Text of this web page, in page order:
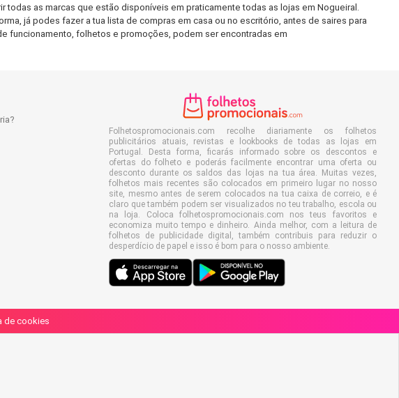
as marcas que estão disponíveis em praticamente todas as lojas em Nogueiral.
já podes fazer a tua lista de compras em casa ou no escritório, antes de saires para
funcionamento, folhetos e promoções, podem ser encontradas em
Folhetospromocionais.com recolhe diariamente os folhetos
publicitários atuais, revistas e lookbooks de todas as lojas em
Portugal. Desta forma, ficarás informado sobre os descontos e
ofertas do folheto e poderás facilmente encontrar uma oferta ou
desconto durante os saldos das lojas na tua área. Muitas vezes,
folhetos mais recentes são colocados em primeiro lugar no nosso
site, mesmo antes de serem colocados na tua caixa de correio, e é
claro que também podem ser visualizados no teu trabalho, escola ou
na loja. Coloca folhetospromocionais.com nos teus favoritos e
economiza muito tempo e dinheiro. Ainda melhor, com a leitura de
folhetos de publicidade digital, também contribuis para reduzir o
desperdício de papel e isso é bom para o nosso ambiente.
de cookies